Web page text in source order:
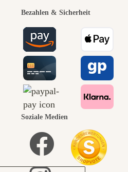
zu uns
führt
den
Bezahlen & Sicherheit
Soziale Medien